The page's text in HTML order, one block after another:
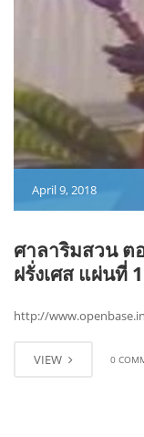
April 9, 2018
ศาลาริมสวน ต
ฝรั่งเศส แผ่นที่ 1
http://
VIEW 0